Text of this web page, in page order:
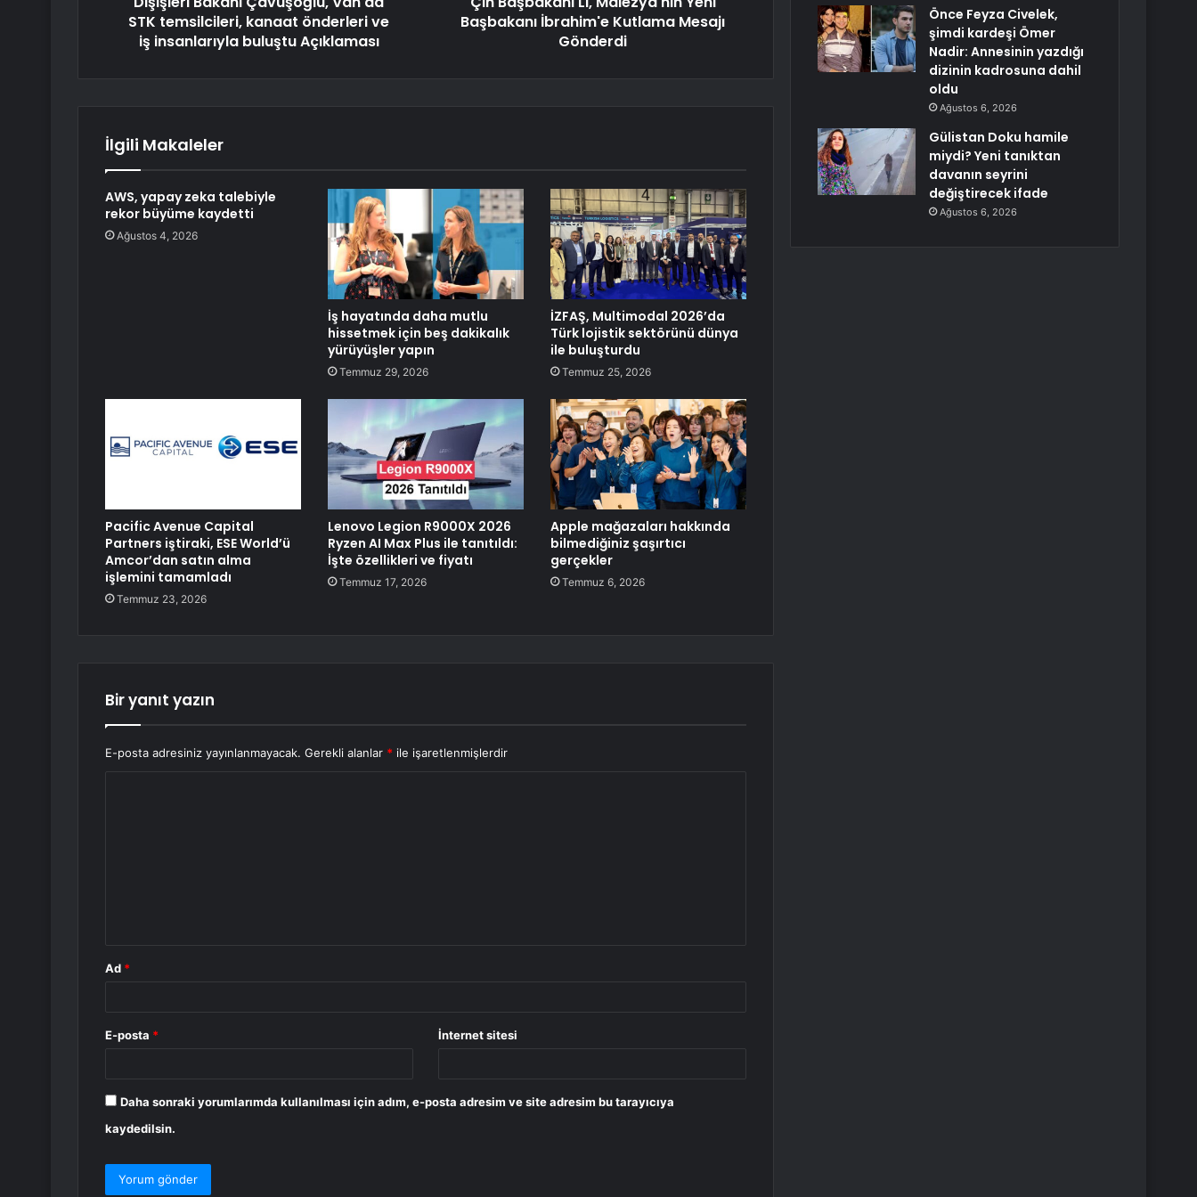
STK temsilcileri, kanaat önderleri ve
iş insanlarıyla buluştu Açıklaması
Başbakanı İbrahim'e Kutlama Mesajı
Gönderdi
İlgili Makaleler
AWS, yapay zeka talebiyle
rekor büyüme kaydetti
Ağustos 4, 2026
İş hayatında daha mutlu
hissetmek için beş dakikalık
yürüyüşler yapın
Temmuz 29, 2026
İZFAŞ, Multimodal 2026’da
Türk lojistik sektörünü dünya
ile buluşturdu
Temmuz 25, 2026
Pacific Avenue Capital
Partners iştiraki, ESE World’ü
Amcor’dan satın alma
işlemini tamamladı
Temmuz 23, 2026
Lenovo Legion R9000X 2026
Ryzen AI Max Plus ile tanıtıldı:
İşte özellikleri ve fiyatı
Temmuz 17, 2026
Apple mağazaları hakkında
bilmediğiniz şaşırtıcı
gerçekler
Temmuz 6, 2026
Bir yanıt yazın
E-posta adresiniz yayınlanmayacak. Gerekli alanlar * ile işaretlenmişlerdir
Ad *
E-posta * İnternet sitesi
Daha sonraki yorumlarımda kullanılması için adım, e-posta adresim ve site adresim bu tarayıcıya
kaydedilsin.
Önce Feyza Civelek,
şimdi kardeşi Ömer
Nadir: Annesinin yazdığı
dizinin kadrosuna dahil
oldu
Ağustos 6, 2026
Gülistan Doku hamile
miydi? Yeni tanıktan
davanın seyrini
değiştirecek ifade
Ağustos 6, 2026